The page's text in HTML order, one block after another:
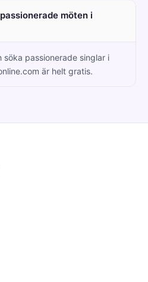
möten i
passionerade singlar i
är helt gratis.